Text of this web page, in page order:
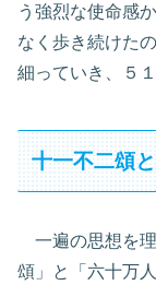
う強烈な使命感
なく歩き続けた
細っていき、５
十一不二頌
一遍の思想を
頌」と「六十万